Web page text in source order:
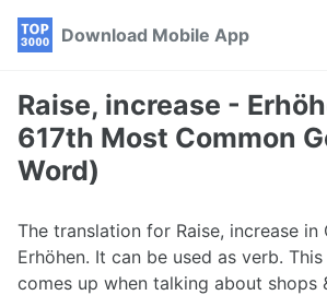
Skip
navigation
Skip
Skip
Download Mobile App
Raise, increase -
617th Most Common
Word)
The translation for Raise, increase in
Erhöhen. It can be used as verb.
comes up when talking about shops